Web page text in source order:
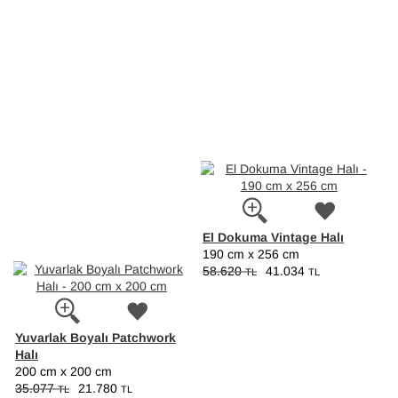
El Dokuma Vintage Halı
190 cm x 256 cm
58.620TL 41.034 TL
Yuvarlak Boyalı Patchwork
Halı
200 cm x 200 cm
35.077TL 21.780 TL